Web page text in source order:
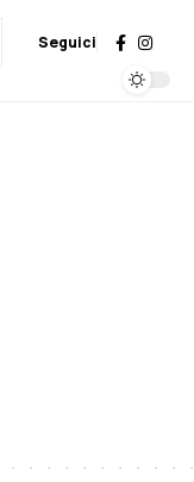
Seguici